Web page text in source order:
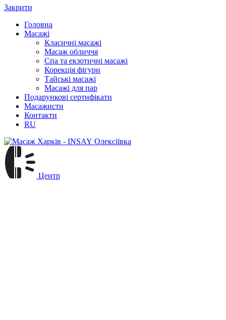
Закрити
Головна
Масажі
Класичні масажі
Масаж обличчя
Спа та екзотичні масажі
Корекція фігури
Тайські масажі
Масажі для пар
Подарункові сертифікати
Масажисти
Контакти
RU
Олексіївка
Центр